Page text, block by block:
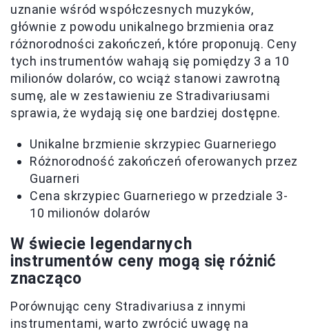
uznanie wśród współczesnych muzyków,
głównie z powodu unikalnego brzmienia oraz
różnorodności zakończeń, które proponują. Ceny
tych instrumentów wahają się pomiędzy 3 a 10
milionów dolarów, co wciąż stanowi zawrotną
sumę, ale w zestawieniu ze Stradivariusami
sprawia, że wydają się one bardziej dostępne.
Unikalne brzmienie skrzypiec Guarneriego
Różnorodność zakończeń oferowanych przez
Guarneri
Cena skrzypiec Guarneriego w przedziale 3-
10 milionów dolarów
W świecie legendarnych
instrumentów ceny mogą się różnić
znacząco
Porównując ceny Stradivariusa z innymi
instrumentami, warto zwrócić uwagę na